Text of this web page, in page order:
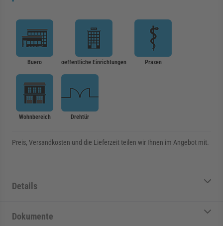
Buero oeffentliche Einrichtungen Praxen
Wohnbereich Drehtür
Preis, Versandkosten und die Lieferzeit teilen wir Ihnen im Angebot mit.
Details
Dokumente